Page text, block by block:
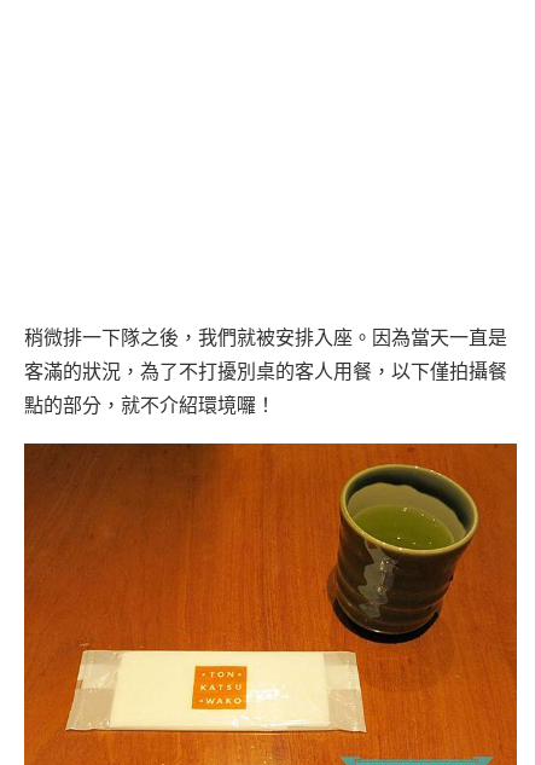
稍微排一下隊之後，我們就被安排入座。因為當天一直是
客滿的狀況，為了不打擾別桌的客人用餐，以下僅拍攝餐
點的部分，就不介紹環境囉！